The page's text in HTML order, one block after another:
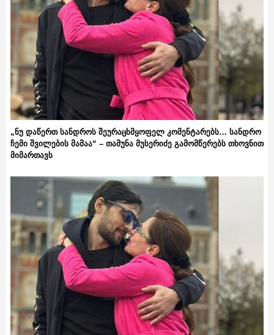
„ნუ დაწერთ სანდროს შეურაცხმყოფელ კომენტარებს… სანდრო
ჩემი შვილების მამაა“ – თამუნა მუსერიძე გამომწერებს თხოვნით
მიმართავს